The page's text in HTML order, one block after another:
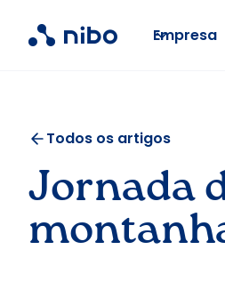
Empresa
Todos os artigos
Jornada